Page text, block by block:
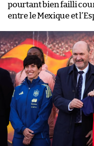
pourtant bien failli
entre le Mexique et